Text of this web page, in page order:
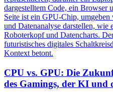
CPU vs. GPU: Die
des Gamings, der KI und